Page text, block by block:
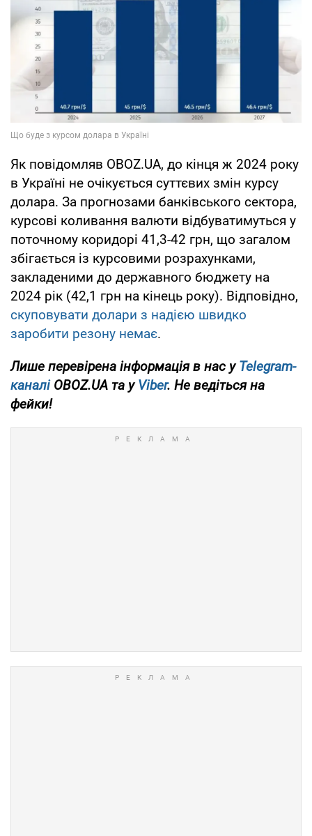
Як повідомляв OBOZ.UA, до кінця ж 2024 року
в Україні не очікується суттєвих змін курсу
долара. За прогнозами банківського сектора,
курсові коливання валюти відбуватимуться у
поточному коридорі 41,3-42 грн, що загалом
збігається із курсовими розрахунками,
закладеними до державного бюджету на
2024 рік (42,1 грн на кінець року). Відповідно,
скуповувати долари з надією швидко
заробити резону немає.
Лише перевірена інформація в нас уTelegram-
каналіOBOZ.UA та уViber. Не ведіться на
фейки!